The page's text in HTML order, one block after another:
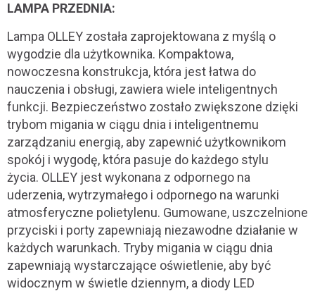
LAMPA PRZEDNIA:
Lampa OLLEY została zaprojektowana z myślą o
wygodzie dla użytkownika. Kompaktowa,
nowoczesna konstrukcja, która jest łatwa do
nauczenia i obsługi, zawiera wiele inteligentnych
funkcji. Bezpieczeństwo zostało zwiększone dzięki
trybom migania w ciągu dnia i inteligentnemu
zarządzaniu energią, aby zapewnić użytkownikom
spokój i wygodę, która pasuje do każdego stylu
życia. OLLEY jest wykonana z odpornego na
uderzenia, wytrzymałego i odpornego na warunki
atmosferyczne polietylenu. Gumowane, uszczelnione
przyciski i porty zapewniają niezawodne działanie w
każdych warunkach. Tryby migania w ciągu dnia
zapewniają wystarczające oświetlenie, aby być
widocznym w świetle dziennym, a diody LED